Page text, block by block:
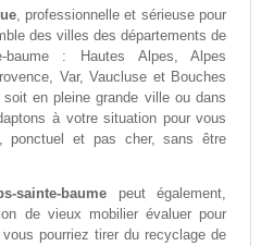
, professionnelle et sérieuse pour
des villes des départements de
baume : Hautes Alpes, Alpes
Var, Vaucluse et Bouches
en pleine grande ville ou dans
à votre situation pour vous
ponctuel et pas cher, sans être
sainte-baume peut également,
de vieux mobilier évaluer pour
pourriez tirer du recyclage de